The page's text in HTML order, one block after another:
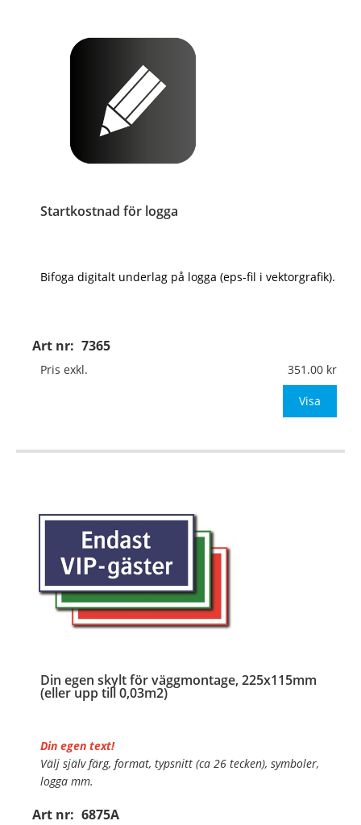
Startkostnad för logga
Art nr: 7365
Bifoga digitalt underlag på logga (eps-fil i vektorgrafik).
Pris exkl. 351.00
Visa
Din egen skylt för väggmontage, 225x115mm
(eller upp till 0,03m2)
Art nr: 6875A
Din egen text!
Välj själv färg, format, typsnitt (ca 26 tecken), symboler,
logga mm.
Material:Plan aluminium, 0,7mm (väggmontage)